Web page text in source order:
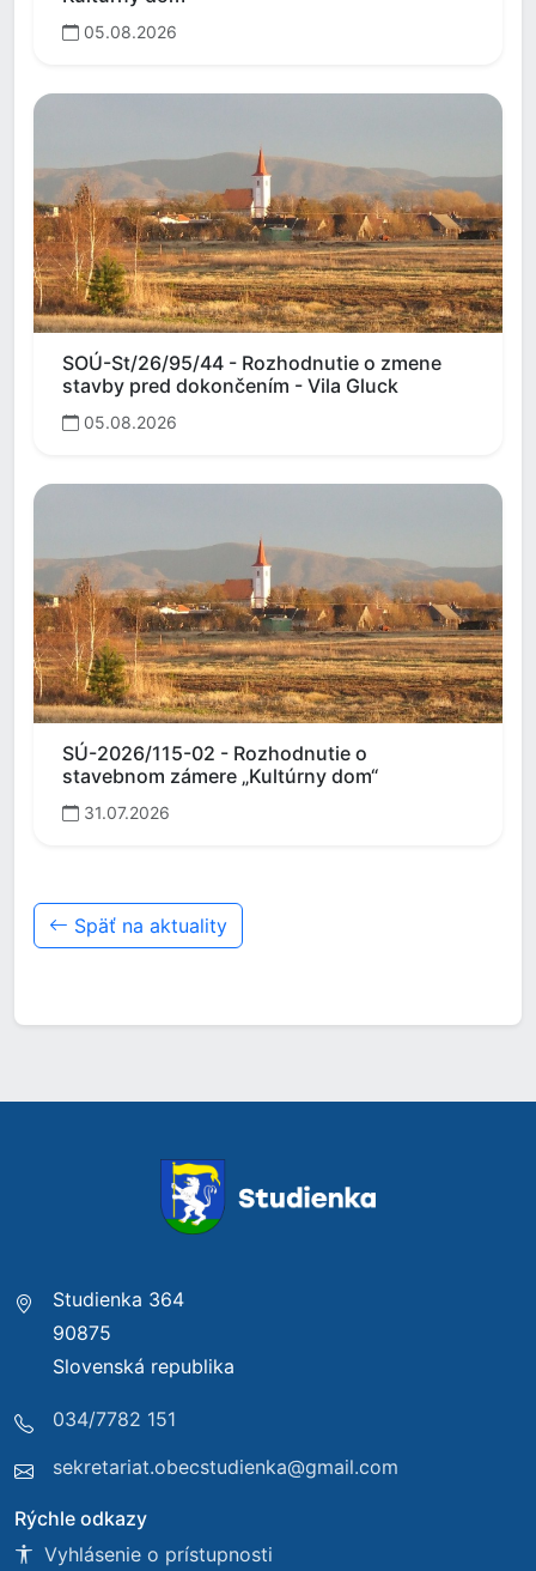
05.08.2026
SOÚ-St/26/95/44 - Rozhodnutie o zmene
stavby pred dokončením - Vila Gluck
05.08.2026
SÚ-2026/115-02 - Rozhodnutie o
stavebnom zámere „Kultúrny dom“
31.07.2026
Späť na aktuality
Studienka 364
90875
Slovenská republika
034/7782 151
sekretariat.obecstudienka@gmail.com
Rýchle odkazy
Vyhlásenie o prístupnosti